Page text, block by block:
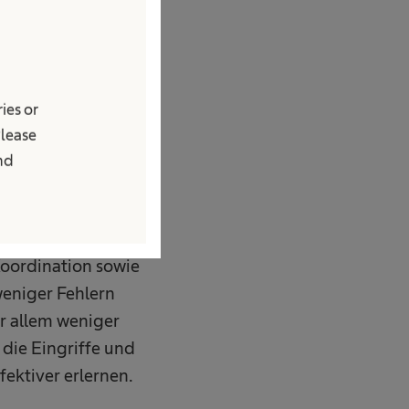
or
wurden 53
(u.a.
ist die
Vorteil
sowie
Fehlern
allem weniger
die Eingriffe und
erlernen.